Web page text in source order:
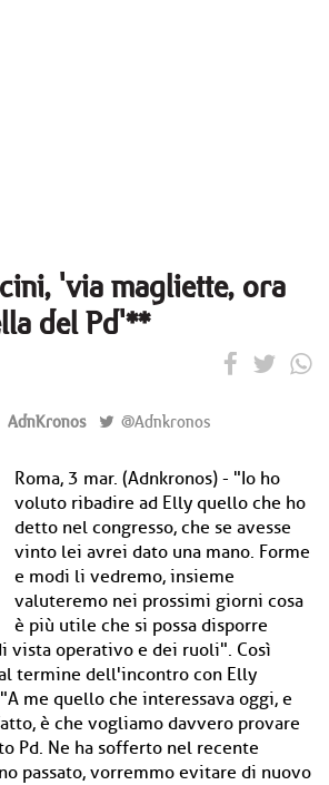
'via magliette, ora
del Pd'**
AdnKronos @Adnkronos
Roma, 3 mar. (Adnkronos) - "Io ho
voluto ribadire ad Elly quello che ho
detto nel congresso, che se avesse
vinto lei avrei dato una mano. Forme
e modi li vedremo, insieme
valuteremo nei prossimi giorni cosa
è più utile che si possa disporre
vista operativo e dei ruoli". Così
termine dell'incontro con Elly
me quello che interessava oggi, e
è che vogliamo davvero provare
Pd. Ne ha sofferto nel recente
passato, vorremmo evitare di nuovo